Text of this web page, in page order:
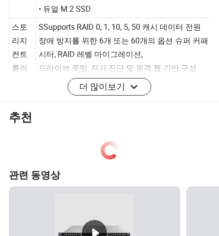
플래시 스토리지 지원:
• 듀얼 M.2 SSD
스토
리지
컨트
SSupports RAID 0, 1, 10, 5, 50 캐시 데이터 전원
장애 방지를 위한 6개 또는 60개의 옵션 슈퍼 커패
시터, RAID 레벨 마이그레이션,
드라이브 로밍, 자가 진단 및 원격 웹 기반 구성
I/O 및
포트
100V~240V AC 또는 192V~288V DC)
• 1500W AC 플래티넘 PSU
1000W(입력: 100V ~ 127V AC)
1500W(입력: 200V~240V AC, 192V~288V DC)
더 많이보기
추천
관련 동영상